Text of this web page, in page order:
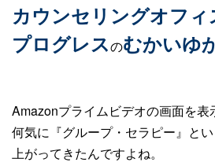
カウンセリングオフィ
プログレスのむかいゆ
Amazonプライムビデオの画面を表
何気に『グループ・セラピー』と
上がってきたんですよね。